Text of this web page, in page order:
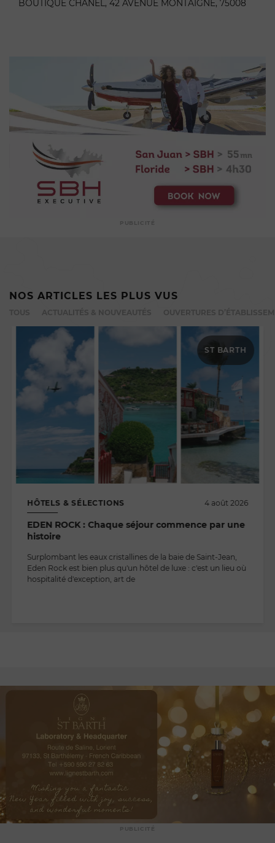
BOUTIQUE CHANEL, 42 AVENUE MONTAIGNE, 75008
PUBLICITÉ
NOS ARTICLES LES PLUS VUS
ST BARTH
HÔTELS & SÉLECTIONS 4 août 2026
EDEN ROCK : Chaque séjour commence par une
histoire
Surplombant les eaux cristallines de la baie de Saint-Jean,
Eden Rock est bien plus qu'un hôtel de luxe : c'est un lieu où
hospitalité d'exception, art de